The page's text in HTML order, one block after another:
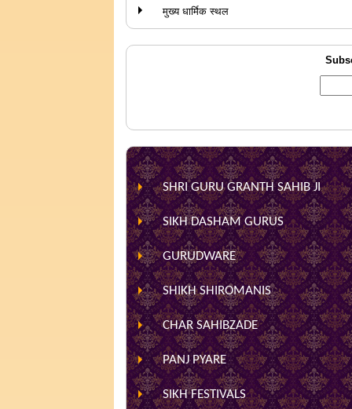
मुख्य धार्मिक स्थल
SHRI GURU GRANTH SAHIB JI
SIKH DASHAM GURUS
GURUDWARE
SHIKH SHIROMANIS
CHAR SAHIBZADE
PANJ PYARE
SIKH FESTIVALS